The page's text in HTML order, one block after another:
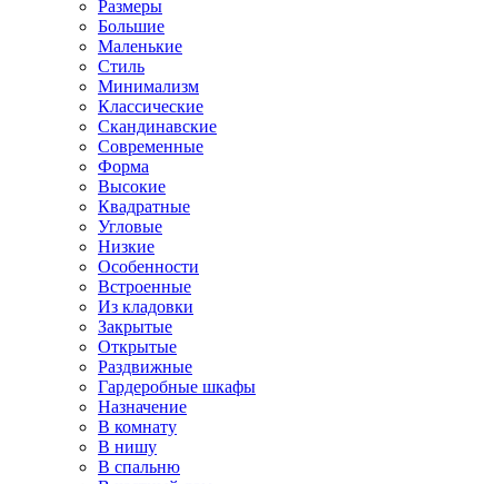
Размеры
Большие
Маленькие
Стиль
Минимализм
Классические
Скандинавские
Современные
Форма
Высокие
Квадратные
Угловые
Низкие
Особенности
Встроенные
Из кладовки
Закрытые
Открытые
Раздвижные
Гардеробные шкафы
Назначение
В комнату
В нишу
В спальню